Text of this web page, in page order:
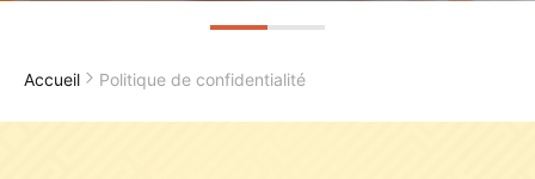
Accueil Politique de confidentialité